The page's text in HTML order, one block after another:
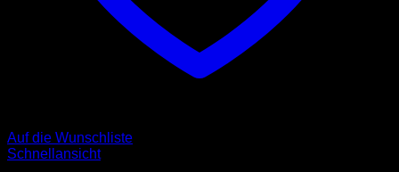
Auf die Wunschliste
Schnellansicht